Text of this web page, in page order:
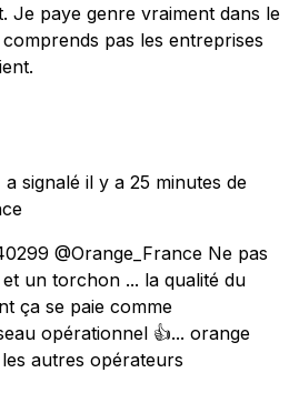
Je paye genre vraiment dans le
pas les entreprises
a signalé il y a 25 minutes de
@Orange_France Ne pas
un torchon ... la qualité du
ça se paie comme
opérationnel 👍... orange
autres opérateurs